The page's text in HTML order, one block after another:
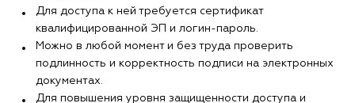
Для доступа к ней требуется сертификат
квалифицированной ЭП и логин-пароль.
Можно в любой момент и без труда проверить
подлинность и корректность подписи на электронных
документах.
Для повышения уровня защищенности доступа и